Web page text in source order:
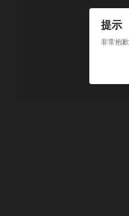
提示
非常抱